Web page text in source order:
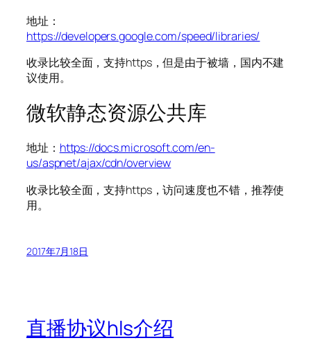
地址：
https://developers.google.com/speed/libraries/
收录比较全面，支持https，但是由于被墙，国内不建
议使用。
微软静态资源公共库
地址： https://docs.microsoft.com/en-
us/aspnet/ajax/cdn/overview
收录比较全面，支持https，访问速度也不错，推荐使
用。
2017年7月18日
直播协议hls介绍